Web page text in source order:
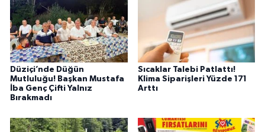
Düziçi’nde Düğün
Mutluluğu! Başkan Mustafa
İba Genç Çifti Yalnız
Bırakmadı
Sıcaklar Talebi Patlattı!
Klima Siparişleri Yüzde 171
Arttı